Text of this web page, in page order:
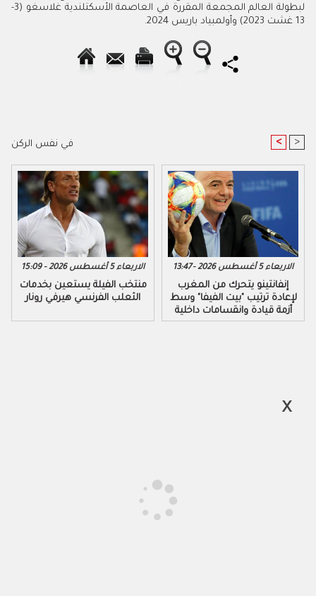
لبطولة العالم المجمعة المقررة في العاصمة الأسكتلندية غلاسغو (3-
13 غشت 2023) وأولمبياد باريس 2024.
في نفس الركن < >
الاربعاء 5 أغسطس 2026 - 15:09
منتخب الفيلة يستعين بخدمات
الثعلب الفرنسي هيرفي رونار
الاربعاء 5 أغسطس 2026 - 13:47
إنفانتينو يتحرك من المغرب
لإعادة ترتيب "بيت الفيفا" وسط
أزمة قيادة وانقسامات داخلية